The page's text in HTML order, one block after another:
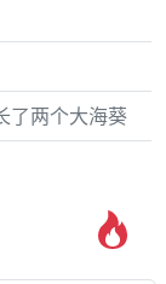
了两个大海葵